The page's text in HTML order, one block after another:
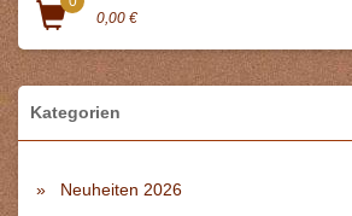
0,00 €
Kategorien
Neuheiten 2026